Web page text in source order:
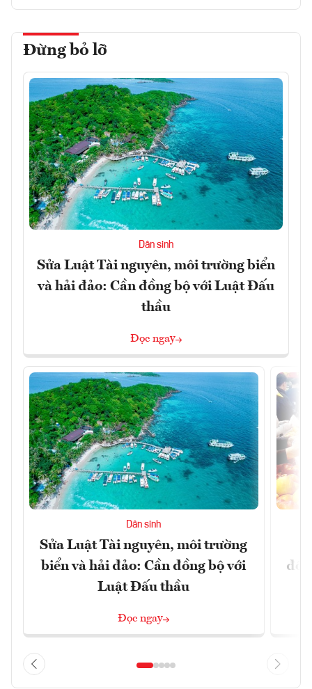
Đừng bỏ lỡ
Dân sinh
Sửa Luật Tài nguyên, môi trường biển
và hải đảo: Cần đồng bộ với Luật Đấu
thầu
Đọc ngay
Dân sinh
Sửa Luật Tài nguyên, môi trường
biển và hải đảo: Cần đồng bộ với
Luật Đấu thầu
Đọc ngay